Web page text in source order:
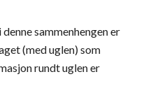
sammenhengen er
(med uglen) som
rundt uglen er